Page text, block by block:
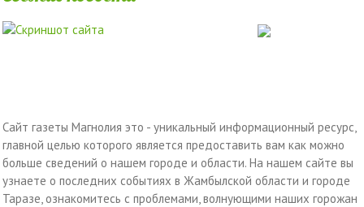
Сайт газеты Магнолия это - уникальный информационный ресурс,
главной целью которого является предоставить вам как можно
больше сведений о нашем городе и области. На нашем сайте вы
узнаете о последних событиях в Жамбылской области и городе
Таразе, ознакомитесь с проблемами, волнующими наших горожан